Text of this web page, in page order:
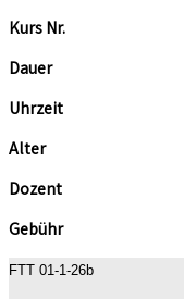
Kurs Nr.
Dauer
Uhrzeit
Alter
Dozent
Gebühr
FTT 01-1-26b